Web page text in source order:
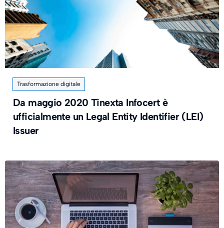
Trasformazione digitale
Da maggio 2020 Tinexta Infocert è
ufficialmente un Legal Entity Identifier (LEI)
Issuer